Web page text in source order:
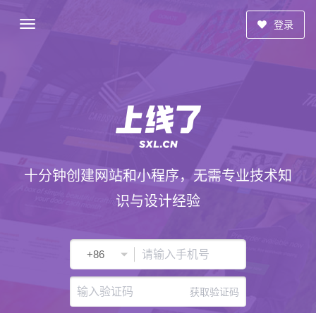
登录
十分钟创建网站和小程序，无需专业技术知
识与设计经验
获取验证码